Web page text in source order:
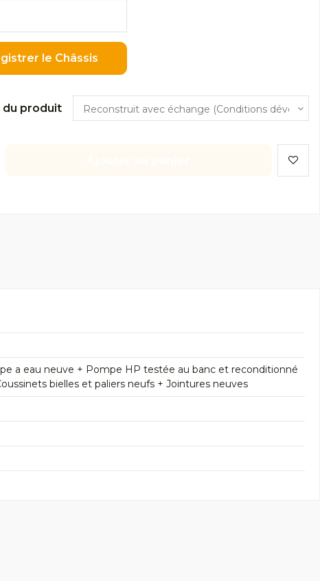
le Châssis
du produit
a eau neuve + Pompe HP testée au banc et reconditionné
bielles et paliers neufs + Jointures neuves